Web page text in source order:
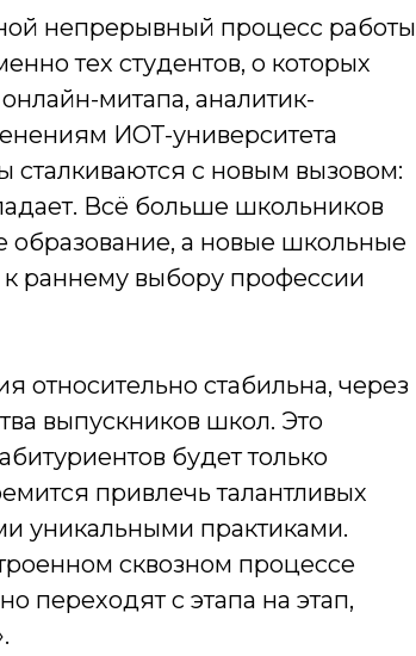
непрерывный процесс работы
тех студентов, о которых
митапа, аналитик-
ИОТ-университета
сталкиваются с новым вызовом:
Всё больше школьников
а новые школьные
раннему выбору профессии
относительно стабильна, через
выпускников школ. Это
будет только
привлечь талантливых
уникальными практиками.
сквозном процессе
переходят с этапа на этап,